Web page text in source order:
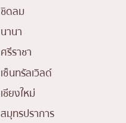
ชิดลม
นานา
ศรีราชา
เซ็นทรัลเวิลด์
เชียงใหม่
สมุทรปราการ